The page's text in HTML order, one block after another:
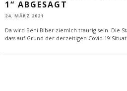
1“ ABGESAGT
24. MÄRZ 2021
Da wird Beni Biber ziemlch traurig sein. Die
dass auf Grund der derzeitigen Covid-19